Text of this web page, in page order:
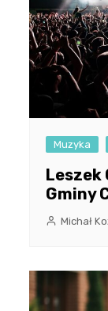
Muzyka
Leszek
Gminy
Michał